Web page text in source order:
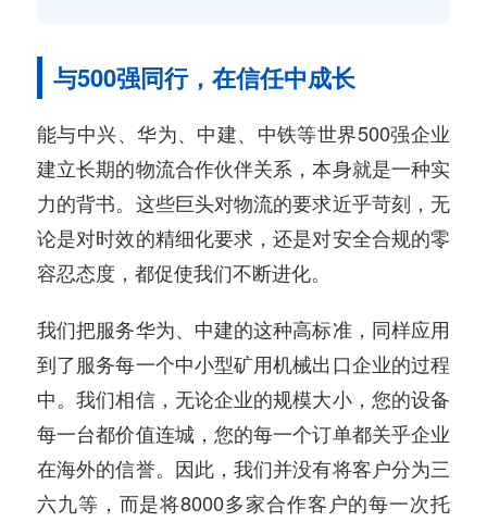
与500强同行，在信任中成长
能与中兴、华为、中建、中铁等世界500强企业
建立长期的物流合作伙伴关系，本身就是一种实
力的背书。这些巨头对物流的要求近乎苛刻，无
论是对时效的精细化要求，还是对安全合规的零
容忍态度，都促使我们不断进化。
我们把服务华为、中建的这种高标准，同样应用
到了服务每一个中小型矿用机械出口企业的过程
中。我们相信，无论企业的规模大小，您的设备
每一台都价值连城，您的每一个订单都关乎企业
在海外的信誉。因此，我们并没有将客户分为三
六九等，而是将8000多家合作客户的每一次托